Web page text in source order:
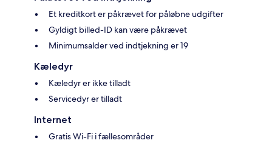
Et kreditkort er påkrævet for påløbne udgifter
Gyldigt billed-ID kan være påkrævet
Minimumsalder ved indtjekning er 19
Kæledyr
Kæledyr er ikke tilladt
Servicedyr er tilladt
Internet
Gratis Wi-Fi i fællesområder